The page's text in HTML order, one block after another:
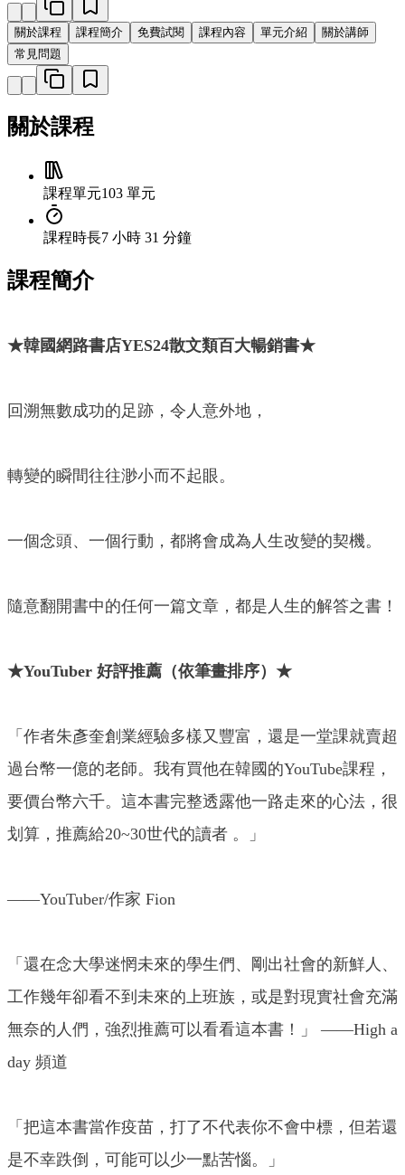
關於課程 課程簡介 免費試閱 課程內容 單元介紹
關於講師
常見問題
關於課程
課程單元103 單元
課程時長7 小時 31 分鐘
課程簡介
★韓國網路書店YES24散文類百大暢銷書★
回溯無數成功的足跡，令人意外地，
轉變的瞬間往往渺小而不起眼。
一個念頭、一個行動，都將會成為人生改變的契機。
隨意翻開書中的任何一篇文章，都是人生的解答之書！
★YouTuber 好評推薦（依筆畫排序）★
「作者朱彥奎創業經驗多樣又豐富，還是一堂課就賣超
過台幣一億的老師。我有買他在韓國的YouTube課程，
要價台幣六千。這本書完整透露他一路走來的心法，很
划算，推薦給20~30世代的讀者 。」
——YouTuber/作家 Fion
「還在念大學迷惘未來的學生們、剛出社會的新鮮人、
工作幾年卻看不到未來的上班族，或是對現實社會充滿
無奈的人們，強烈推薦可以看看這本書！」 ——High a
day 頻道
「把這本書當作疫苗，打了不代表你不會中標，但若還
是不幸跌倒，可能可以少一點苦惱。」